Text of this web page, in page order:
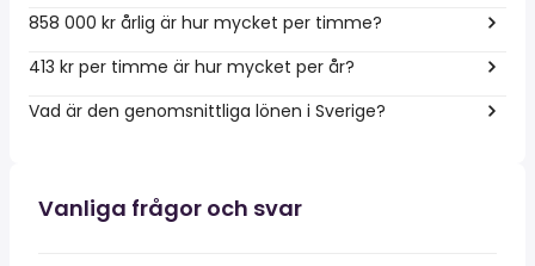
858 000 kr årlig är hur mycket per timme?
413 kr per timme är hur mycket per år?
Vad är den genomsnittliga lönen i Sverige?
Vanliga frågor och svar